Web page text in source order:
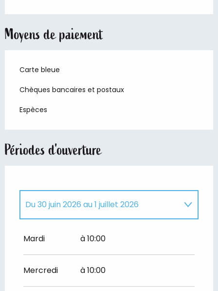
Moyens de paiement
Carte bleue
Chèques bancaires et postaux
Espèces
Périodes d'ouverture
Du30 juin 2026 au1 juillet 2026
Mardi à 10:00
Mercredi à 10:00